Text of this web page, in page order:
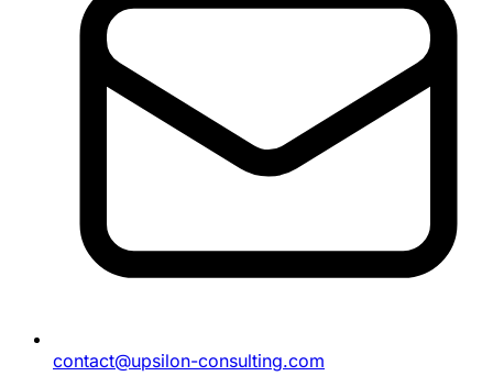
contact@upsilon-consulting.com